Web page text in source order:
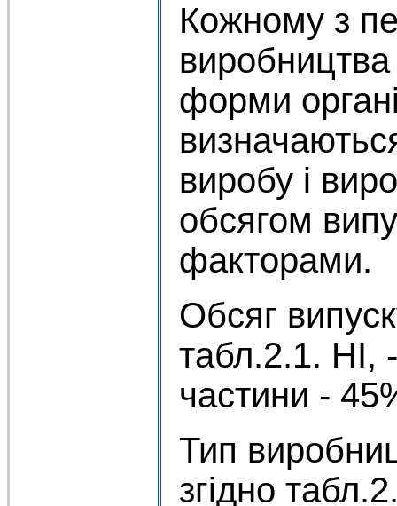
Кожному з
виробництва
форми
виробу і
обсягом
факторами.
Обсяг
табл.2.1. НІ,
частини -
Тип
згідно